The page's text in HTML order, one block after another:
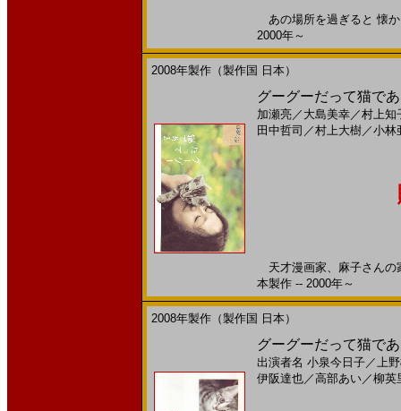
あの場所を過ぎると 懐
2000年～
2008年製作（製作国 日本）
グーグーだって猫で
加瀬亮／ 大島美幸／村上知
田中哲司 ／村上大樹／小林
天才漫画家、麻子さん
本製作 -- 2000年～
2008年製作（製作国 日本）
グーグーだって猫で
出演者名 小泉今日子／上
伊阪達也／高部あい／柳英